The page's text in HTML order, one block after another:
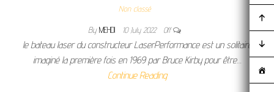
Non classé
By MEHDI 10 July 2022 Off
le bateau laser du constructeur LaserPerformance est un solitaire
imaginé la première fois en 1969 par Bruce Kirby pour être…
Continue Reading